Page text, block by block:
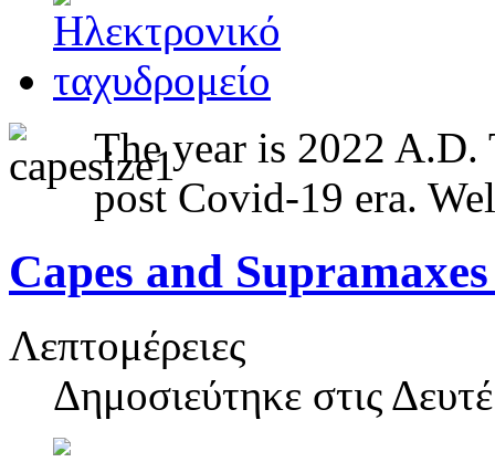
The year is 2022
post Covid-19 era.
Capes and
Λεπτομέρειες
Δημοσιεύτηκε στις